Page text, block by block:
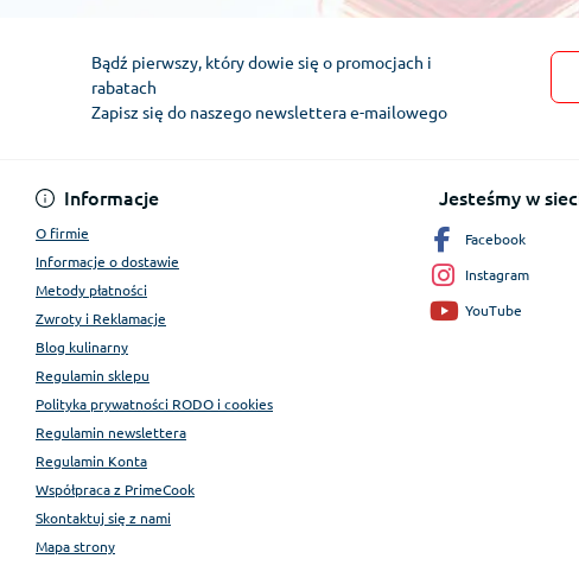
Bądź pierwszy, który dowie się o promocjach i
rabatach
Zapisz się do naszego newslettera e-mailowego
Regulamin Konta
Informacje
O firmie
Informacje o dostawie
Metody płatności
Zwroty i Reklamacje
Blog kulinarny
Regulamin sklepu
Polityka prywatności RODO i cookies
Regulamin newslettera
Regulamin Konta
Współpraca z PrimeCook
Skontaktuj się z nami
Mapa strony
Jesteśmy w
Facebook
Instagram
YouTube